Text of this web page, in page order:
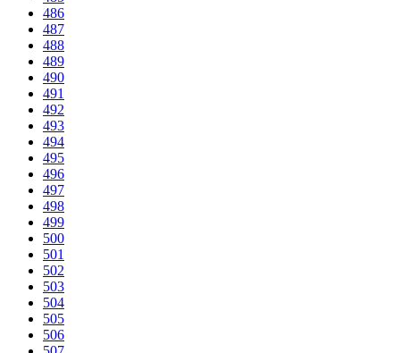
486
487
488
489
490
491
492
493
494
495
496
497
498
499
500
501
502
503
504
505
506